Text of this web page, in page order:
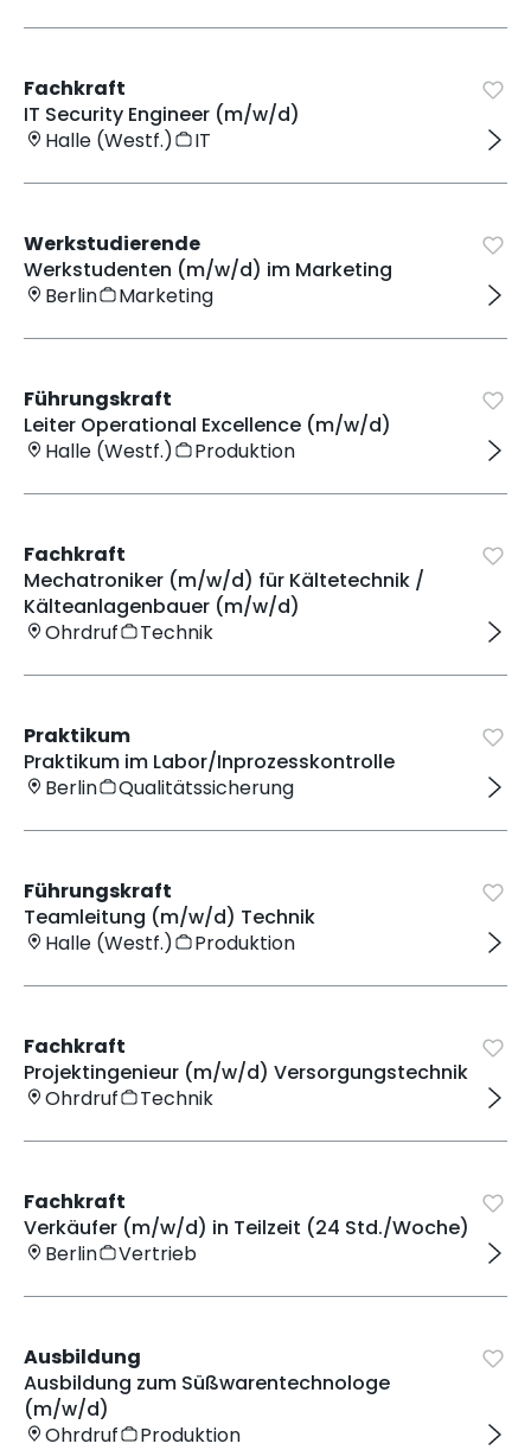
Fachkraft
IT Security Engineer (m/w/d)
Halle (Westf.)
IT
Werkstudierende
Werkstudenten (m/w/d) im Marketing
Berlin
Marketing
Führungskraft
Leiter Operational Excellence (m/w/d)
Halle (Westf.)
Produktion
Fachkraft
Mechatroniker (m/w/d) für Kältetechnik /
Kälteanlagenbauer (m/w/d)
Ohrdruf
Technik
Praktikum
Praktikum im Labor/Inprozesskontrolle
Berlin
Qualitätssicherung
Führungskraft
Teamleitung (m/w/d) Technik
Halle (Westf.)
Produktion
Fachkraft
Projektingenieur (m/w/d) Versorgungstechnik
Ohrdruf
Technik
Fachkraft
Verkäufer (m/w/d) in Teilzeit (24 Std./Woche)
Berlin
Vertrieb
Ausbildung
Ausbildung zum Süßwarentechnologe
(m/w/d)
Ohrdruf
Produktion